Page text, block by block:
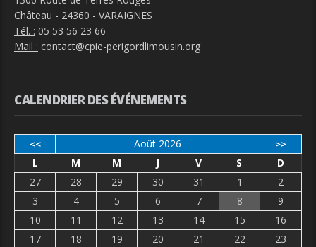
Château - 24360 - VARAIGNES
Tél. : 05 53 56 23 66
Mail : contact@cpie-perigordlimousin.org
CALENDRIER DES ÉVÉNEMENTS
<< Août 2026 >>
L M M J V S
D
27
28 29 30 31 1
2
3
4 5 6 7 8
9
10
11 12 13 14 15
16
17
18 19 20 21 22
23